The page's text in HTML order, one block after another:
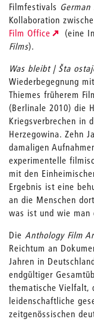
Filmfestivals
Kollaboration
Film Office
(eine
Films).
Was bleibt | Šta
Wiederbegegnung
Thiemes früherem
(Berlinale 2010) die
Kriegsverbrechen in
Herzegowina. Zehn
damaligen
experimentelle
mit den
Ergebnis ist eine
an die Menschen
was ist und wie man
Die Anthology Film
Reichtum an
Jahren in
endgültiger
thematische Vielfalt,
leidenschaftliche
zeitgenössischen